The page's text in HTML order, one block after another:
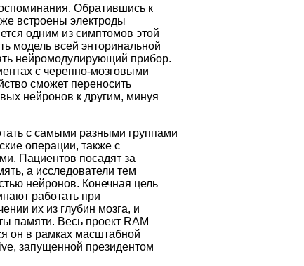
Обратившись к
встроены электроды
одним из симптомов этой
модель всей энторинальной
нейромодулирующий прибор.
с черепно-мозговыми
сможет переносить
нейронов к другим, минуя
с самыми разными группами
операции, также с
Пациентов посадят за
а исследователи тем
нейронов. Конечная цель
работать при
их из глубин мозга, и
памяти. Весь проект RAM
он в рамках масштабной
запущенной президентом